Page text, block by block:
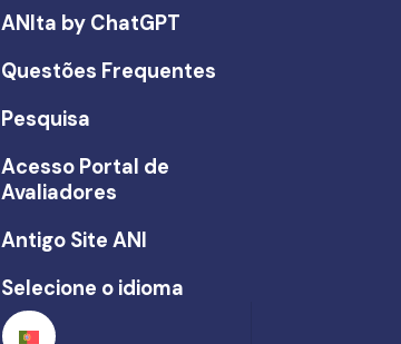
ANIta by ChatGPT
Questões Frequentes
Pesquisa
Acesso Portal de
Avaliadores
Antigo Site ANI
Selecione o idioma